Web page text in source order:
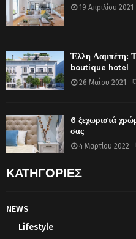
19 Απριλίου 2021
Έλλη Λαμπέτη:
boutique hotel
26 Μαΐου 2021
6 ξεχωριστά
σας
4 Μαρτίου 2022
ΚΑΤΗΓΟΡΙΕΣ
NEWS
Lifestyle